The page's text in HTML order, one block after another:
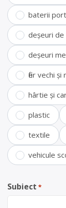
baterii
deșeuri de
deșeuri
fier vechi
hârtie și
plastic
textile
vehicule
Subiect *